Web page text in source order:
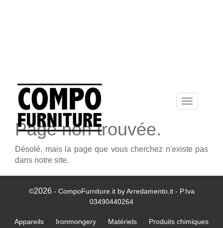
Toggle
navigation
Page non trouvée.
Désolé, mais la page que vous cherchez n'existe pas
dans notre site.
©2026- CompoFurniture.it by Arredamento.it - P.Iva
03490440264
Appareils Ironmongery Matériels Produits chimiques